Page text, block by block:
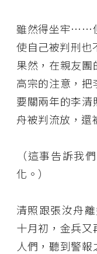
雖然得坐牢……
使自己被判刑也
果然，在親友
高宗的注意，
要關兩年的李
舟被判流放，還
（這事告訴我
化。）
清照跟張汝舟
十月初，金兵
人們，聽到警